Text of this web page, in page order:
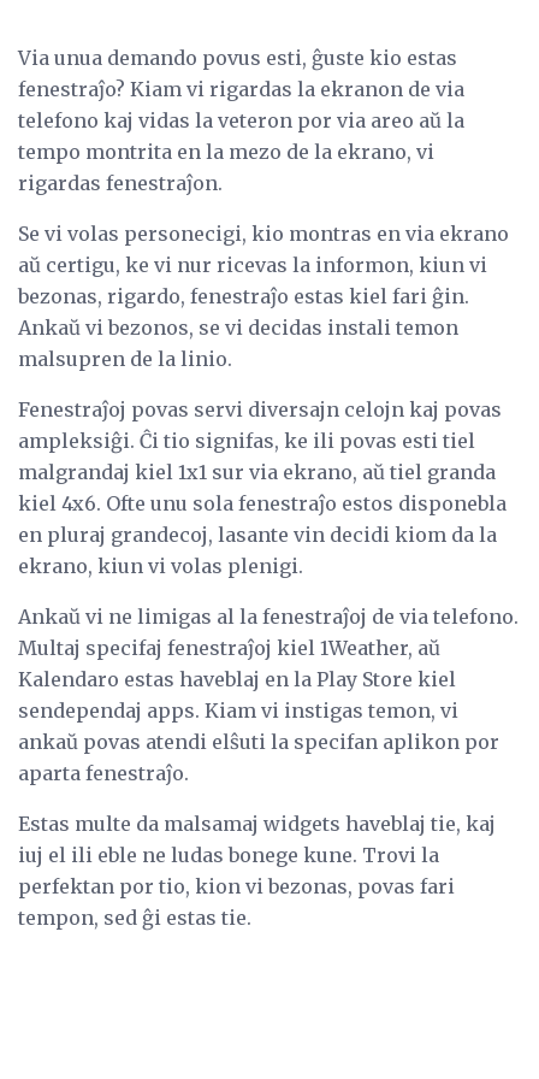
Via unua demando povus esti, ĝuste kio estas
fenestraĵo? Kiam vi rigardas la ekranon de via
telefono kaj vidas la veteron por via areo aŭ la
tempo montrita en la mezo de la ekrano, vi
rigardas fenestraĵon.
Se vi volas personecigi, kio montras en via ekrano
aŭ certigu, ke vi nur ricevas la informon, kiun vi
bezonas, rigardo, fenestraĵo estas kiel fari ĝin.
Ankaŭ vi bezonos, se vi decidas instali temon
malsupren de la linio.
Fenestraĵoj povas servi diversajn celojn kaj povas
ampleksiĝi. Ĉi tio signifas, ke ili povas esti tiel
malgrandaj kiel 1x1 sur via ekrano, aŭ tiel granda
kiel 4x6. Ofte unu sola fenestraĵo estos disponebla
en pluraj grandecoj, lasante vin decidi kiom da la
ekrano, kiun vi volas plenigi.
Ankaŭ vi ne limigas al la fenestraĵoj de via telefono.
Multaj specifaj fenestraĵoj kiel 1Weather, aŭ
Kalendaro estas haveblaj en la Play Store kiel
sendependaj apps. Kiam vi instigas temon, vi
ankaŭ povas atendi elŝuti la specifan aplikon por
aparta fenestraĵo.
Estas multe da malsamaj widgets haveblaj tie, kaj
iuj el ili eble ne ludas bonege kune. Trovi la
perfektan por tio, kion vi bezonas, povas fari
tempon, sed ĝi estas tie.